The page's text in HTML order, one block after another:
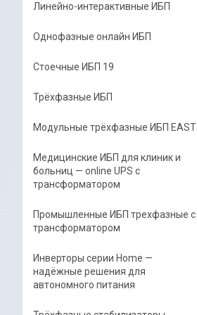
Линейно-интерактивные ИБП
Однофазные онлайн ИБП
Стоечные ИБП 19
Трёхфазные ИБП
Модульные трёхфазные ИБП EAST
Медицинские ИБП для клиник и
больниц — online UPS с
трансформатором
Промышленные ИБП трехфазные c
трансформатором
Инверторы серии Home —
надёжные решения для
автономного питания